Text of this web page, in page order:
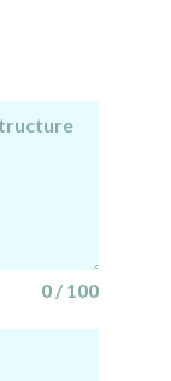
0 / 100